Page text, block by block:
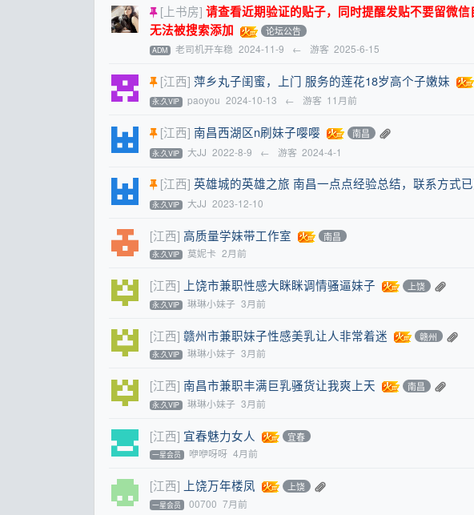
[上书房] 请查看近期验证的贴子，同时提醒发贴不要留微
无法被搜索添加
论坛公告
ADM 老司机开车稳 2024-11-9 ← 游客 2025-6-15
[江西] 萍乡丸子闺蜜，上门 服务的莲花18岁高个子嫩妹
永.久VIP paoyou 2024-10-13 ← 游客 11月前
[江西] 南昌西湖区n刷妹子嘤嘤 南昌
永.久VIP 大JJ 2022-8-9 ← 游客 2024-4-1
[江西] 英雄城的英雄之旅 南昌一点点经验总结，联系方式
永.久VIP 大JJ 2023-12-10
[江西] 高质量学妹带工作室 南昌
永.久VIP 莫妮卡 2月前
[江西] 上饶市兼职性感大眯眯调情骚逼妹子 上饶
永.久VIP 琳琳小妹子 3月前
[江西] 赣州市兼职妹子性感美乳让人非常着迷 赣州
永.久VIP 琳琳小妹子 3月前
[江西] 南昌市兼职丰满巨乳骚货让我爽上天 南昌
永.久VIP 琳琳小妹子 3月前
[江西] 宜春魅力女人 宜春
一星会员 咿咿呀呀 4月前
[江西] 上饶万年楼凤 上饶
一星会员 00700 7月前